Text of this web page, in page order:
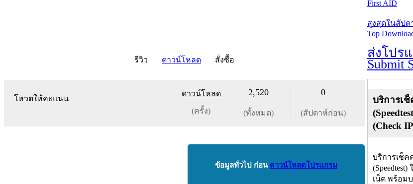
รีวิว ดาวน์โหลด สั่งซื้อ
โหวตให้คะแนน
ดาวน์โหลด
(ครั้ง)
2,520
(ทั้งหมด)
0
(สัปดาห์ก่อน)
ข้อมูลทั่วไป ก่อน ดาวน์โหลดโปรแกรม
First AID
สูงสุดในสัปด
Top
ส่งโปร
Submit
บริการเ
(Check
บริการเช็ค
เน็ต พร้อม